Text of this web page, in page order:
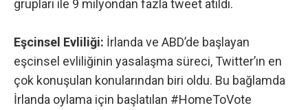
grupları ile 9 milyondan fazla tweet atıldı.
Eşcinsel Evliliği: İrlanda ve ABD’de başlayan
eşcinsel evliliğinin yasalaşma süreci, Twitter’ın en
çok konuşulan konularından biri oldu. Bu bağlamda
İrlanda oylama için başlatılan #HomeToVote